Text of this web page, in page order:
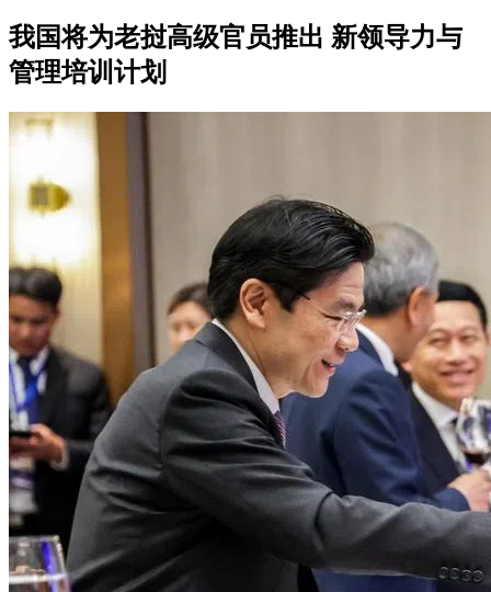
我国将为老挝高级官员推出 新领导力与
管理培训计划